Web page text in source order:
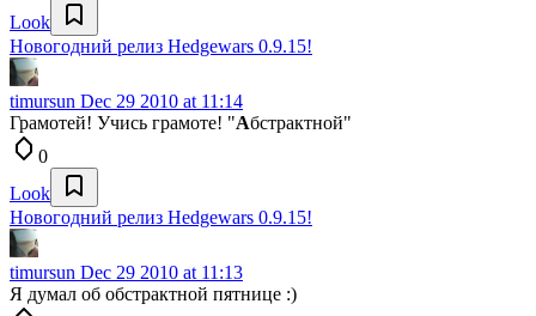
Look
Новогодний релиз Hedgewars 0.9.15!
timursun Dec 29 2010 at 11:14
Грамотей! Учись грамоте! "Абстрактной"
0
Look
Новогодний релиз Hedgewars 0.9.15!
timursun Dec 29 2010 at 11:13
Я думал об обстрактной пятнице :)